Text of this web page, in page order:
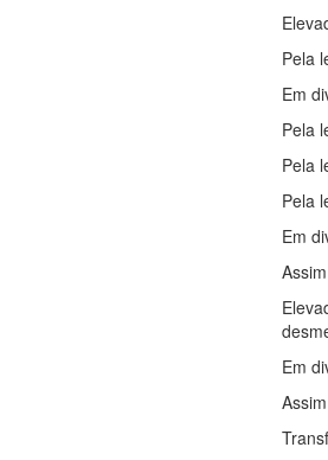
Pela
Em
Pela
Pela
Pela
Em
Em